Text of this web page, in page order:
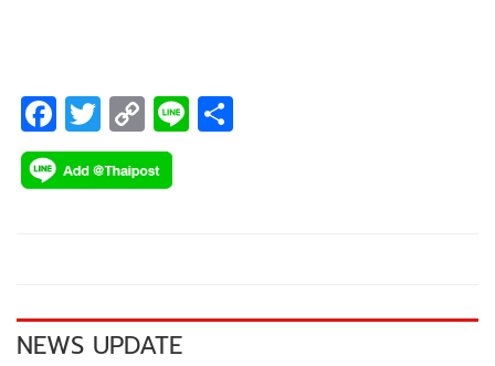
F
ac
e
k
T
wi
tt
C
o
p
k
Li
NEWS UPDATE